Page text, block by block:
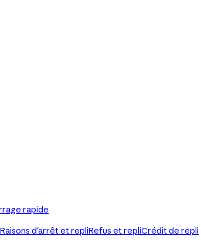
rapide
Raisons d'arrêt et repliRefus et repliCrédit de repli